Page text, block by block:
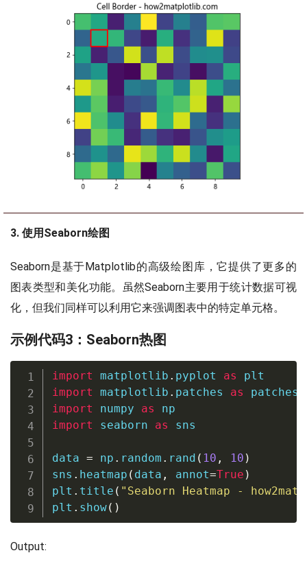
3. 使用Seaborn绘图
Seaborn是基于Matplotlib的高级绘图库，它提供了更多的
图表类型和美化功能。虽然Seaborn主要用于统计数据可视
化，但我们同样可以利用它来强调图表中的特定单元格。
示例代码3：Seaborn热图
import matplotlib . pyplot as
import matplotlib . patches as
import numpy as
import seaborn as sns
data = np . random . rand ( 10 , 10 )
sns . heatmap ( data , annot=True )
plt . title ( "Seaborn Heatmap -
plt . show( )
Output: